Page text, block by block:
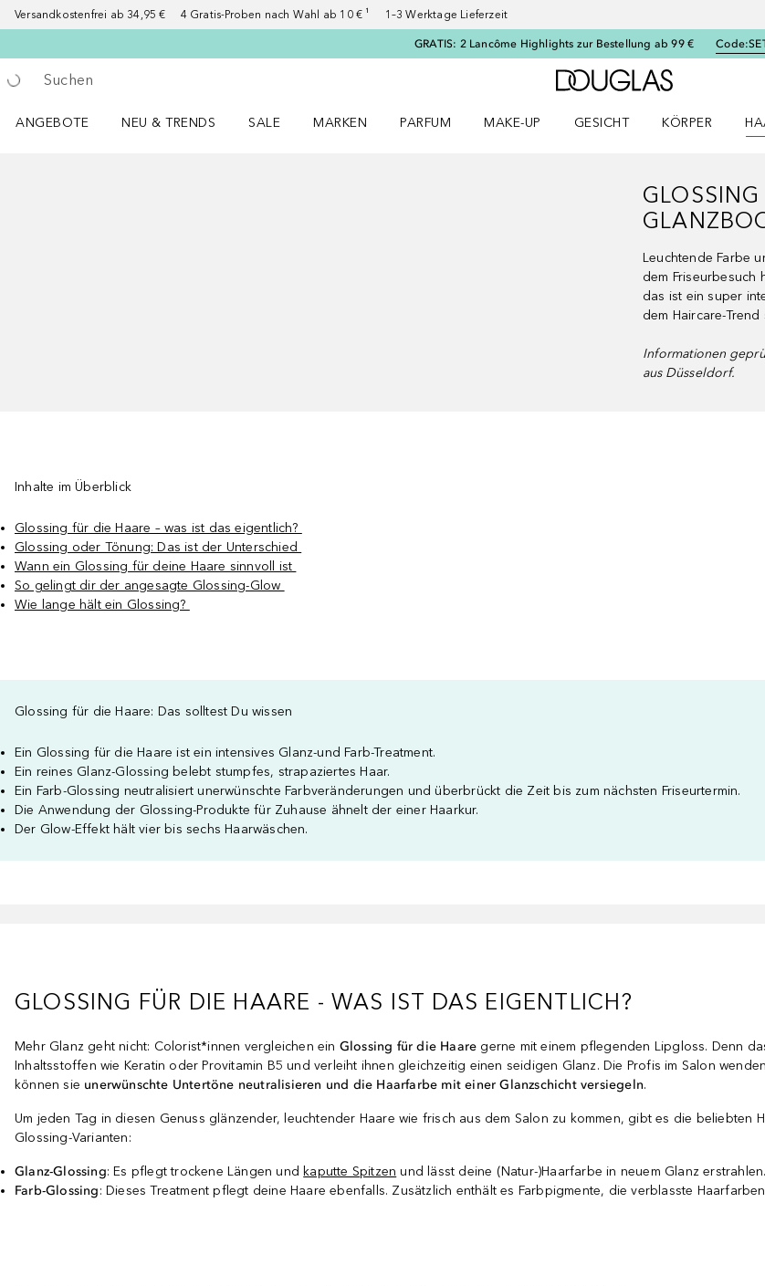
Versandkostenfrei ab 34,95 € 4 Gratis-Proben nach Wahl ab 10 € ¹ 1–3 Werktage Lieferzeit
GRATIS: 2 Lancôme Highlights zur Bestellung ab 99 € Code:
Gehe zurück
Suche ausführen
Zur Douglas
ANGEBOTE
NEU & TRENDS
SALE
MARKEN
PARFUM
MAKE-UP
GESICHT
KÖRPER
Körper Menü
Leuchtende Farbe
dem Friseurbesuch
das ist ein super
dem Haircare-
Informationen
aus Düsseldorf.
Inhalte im Überblick
Glossing für die Haare – was ist das eigentlich?
Glossing oder Tönung: Das ist der Unterschied
Wann ein Glossing für deine Haare sinnvoll ist
So gelingt dir der angesagte Glossing-Glow
Wie lange hält ein Glossing?
Glossing für die Haare: Das solltest Du wissen
Ein Glossing für die Haare ist ein intensives Glanz-und Farb-Treatment.
Ein reines Glanz-Glossing belebt stumpfes, strapaziertes Haar.
Ein Farb-Glossing neutralisiert unerwünschte Farbveränderungen und überbrückt die Zeit bis zum nächsten Friseurtermin.
Die Anwendung der Glossing-Produkte für Zuhause ähnelt der einer Haarkur.
Der Glow-Effekt hält vier bis sechs Haarwäschen.
GLOSSING FÜR DIE HAARE - WAS IST DAS EIGENTLICH?
Mehr Glanz geht nicht: Colorist*innen vergleichen ein Glossing für die Haare gerne mit einem pflegenden Lipgloss. Denn
Inhaltsstoffen wie Keratin oder Provitamin B5 und verleiht ihnen gleichzeitig einen seidigen Glanz. Die Profis im Salon
können sie unerwünschte Untertöne neutralisieren und die Haarfarbe mit einer Glanzschicht versiegeln.
Um jeden Tag in diesen Genuss glänzender, leuchtender Haare wie frisch aus dem Salon zu kommen, gibt es die beliebten
Glossing-Varianten:
Glanz-Glossing: Es pflegt trockene Längen und kaputte Spitzen und lässt deine (Natur-)Haarfarbe in neuem Glanz erstrahlen.
Farb-Glossing: Dieses Treatment pflegt deine Haare ebenfalls. Zusätzlich enthält es Farbpigmente, die verblasste